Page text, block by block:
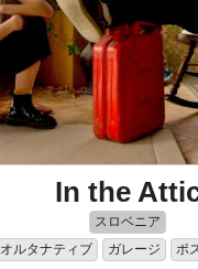
In the
スロベニア
オルタナティブ
ガレージ ポ